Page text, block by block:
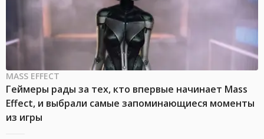
MASS EFFECT
Геймеры рады за тех, кто впервые начинает Mass
Effect, и выбрали самые запоминающиеся моменты
из игры